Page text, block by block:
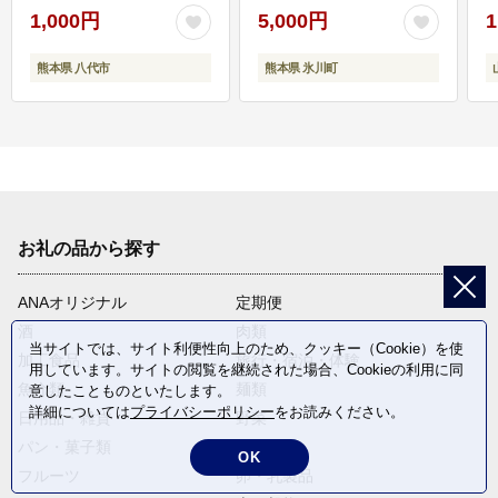
1,000円
熊本県 八代市
5,000円
熊本県 氷川町
お礼の品から探す
ANAオリジナル
定期便
加工食品
旅行・宿泊・体験
魚介類
日用品・雑貨
野菜
卵・乳製品
当サイトでは、サイト利便性向上のため、クッキー（Cookie）を使
用しています。サイトの閲覧を継続された場合、Cookieの利用に同
意したことものといたします。
詳細についてはプライバシーポリシーをお読みください。
OK